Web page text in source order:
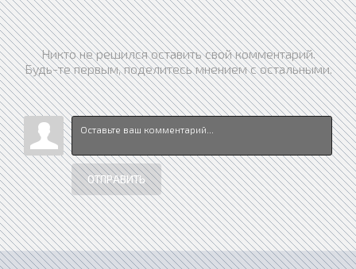
Никто не решился оставить свой комментарий.
Будь-те первым, поделитесь мнением с остальными.
ОТПРАВИТЬ